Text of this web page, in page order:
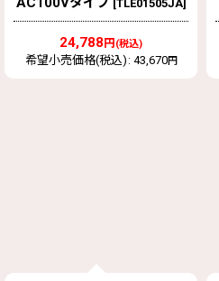
[TLE01505JA]
24,788 円 (税込)
希望小売価格(税込) : 43,670円